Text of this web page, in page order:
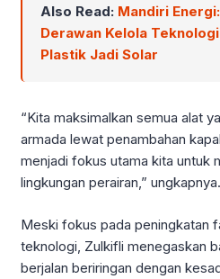
Also Read: Mandiri
Derawan Kelola Teknologi
Plastik Jadi Solar
“Kita maksimalkan semua alat
armada lewat penambahan
menjadi fokus utama kita untuk
lingkungan perairan,” ungkapnya.
Meski fokus pada peningkatan
teknologi, Zulkifli menegaskan
berjalan beriringan dengan